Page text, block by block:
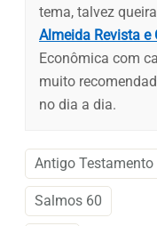
tema, talvez
Almeida Revista e
Econômica com
muito
no dia a dia.
Antigo Testamento
Salmos 60